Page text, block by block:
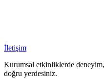
İletişim
Kurumsal etkinliklerde
doğru yerdesiniz.